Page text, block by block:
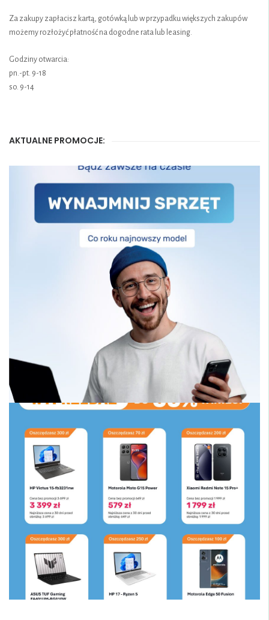
Za zakupy zapłacisz kartą, gotówką lub w przypadku większych zakupów
możemy rozłożyć płatność na dogodne rata lub leasing.
Godziny otwarcia:
pn.-pt. 9-18
so. 9-14
AKTUALNE PROMOCJE: